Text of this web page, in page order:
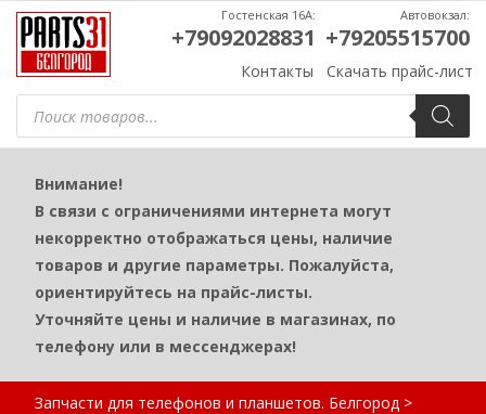
Поиск
товаров
Контакты Скачать прайс-лист
Гостенская 16А:
+79092028831
Автовокзал:
+79205515700
Внимание!
В связи с ограничениями интернета могут
некорректно отображаться цены, наличие
товаров и другие параметры. Пожалуйста,
ориентируйтесь на прайс-листы.
Уточняйте цены и наличие в магазинах, по
телефону или в мессенджерах!
Запчасти для телефонов и планшетов. Белгород >